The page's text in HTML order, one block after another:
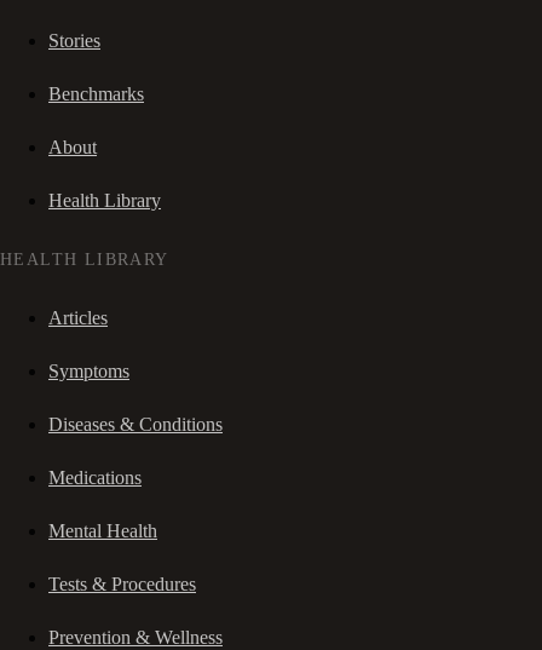
Stories
Benchmarks
About
Health Library
HEALTH LIBRARY
Articles
Symptoms
Diseases & Conditions
Medications
Mental Health
Tests & Procedures
Prevention & Wellness